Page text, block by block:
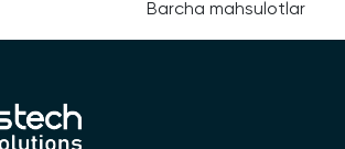
Barcha mahsulotlar